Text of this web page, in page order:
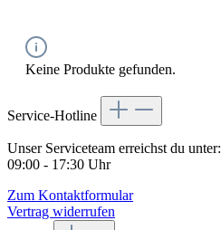
Keine Produkte gefunden.
Service-Hotline
Unser Serviceteam erreichst du unter:
09:00 - 17:30 Uhr
Zum Kontaktformular
Vertrag widerrufen